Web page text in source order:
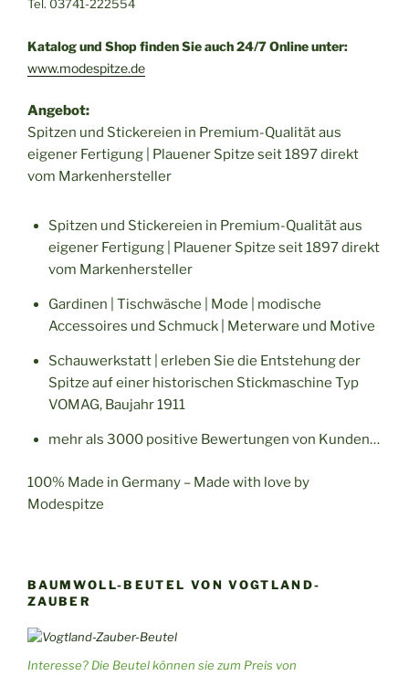
Tel. 03741-222554
Katalog und Shop finden Sie auch 24/7 Online unter:
www.modespitze.de
Angebot:
Spitzen und Stickereien in Premium-Qualität aus
eigener Fertigung | Plauener Spitze seit 1897 direkt
vom Markenhersteller
Spitzen und Stickereien in Premium-Qualität aus
eigener Fertigung | Plauener Spitze seit 1897 direkt
vom Markenhersteller
Gardinen | Tischwäsche | Mode | modische
Accessoires und Schmuck | Meterware und Motive
Schauwerkstatt | erleben Sie die Entstehung der
Spitze auf einer historischen Stickmaschine Typ
VOMAG, Baujahr 1911
mehr als 3000 positive Bewertungen von Kunden…
100% Made in Germany – Made with love by
Modespitze
BAUMWOLL-BEUTEL VON VOGTLAND-
ZAUBER
Interesse? Die Beutel können sie zum Preis von